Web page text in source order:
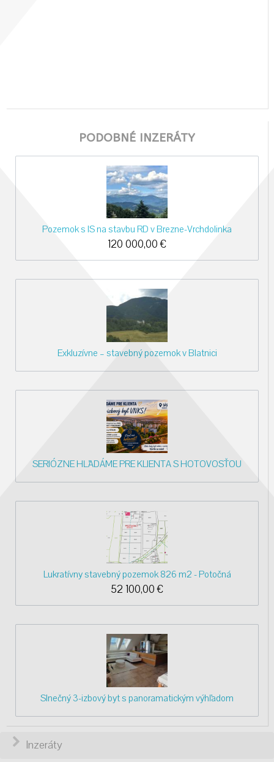
PODOBNÉ INZERÁTY
Pozemok s IS na stavbu RD v Brezne-Vrchdolinka
120 000,00 €
Exkluzívne – stavebný pozemok v Blatnici
SERIÓZNE HĽADÁME PRE KLIENTA S HOTOVOSŤOU
Lukratívny stavebný pozemok 826 m2 - Potočná
52 100,00 €
Slnečný 3-izbový byt s panoramatickým výhľadom
Inzeráty